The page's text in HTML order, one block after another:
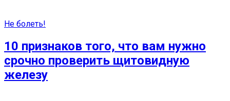
Не болеть!
10 признаков того, что вам нужно
срочно проверить щитовидную
железу